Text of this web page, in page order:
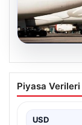
THY,
taşıdı
Piyasa Verileri
USD